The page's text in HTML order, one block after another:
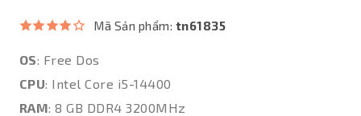
Mã Sản phẩm: tn61835
OS: Free Dos
CPU: Intel Core i5-14400
RAM: 8 GB DDR4 3200MHz